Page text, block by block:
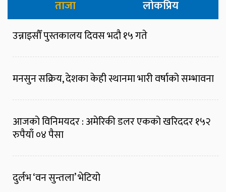
ताजा लोकप्रिय
उन्नाइसौँ पुस्तकालय दिवस भदौ १५ गते
मनसुन सक्रिय, देशका केही स्थानमा भारी वर्षाको सम्भावना
आजको विनिमयदर : अमेरिकी डलर एकको खरिददर १५२
रुपैयाँ ०४ पैसा
दुर्लभ ‘वन सुन्तला’ भेटियो